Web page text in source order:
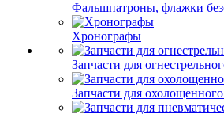
Фальшпатроны, флажки
Хронографы
Запчасти для
Запчасти для